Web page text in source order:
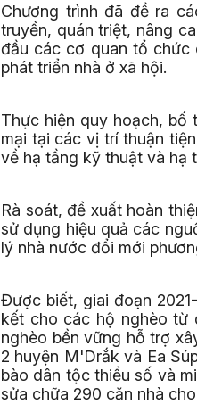
Chương trình đã đề ra
truyền, quán triệt, nâng
đầu các cơ quan tổ chức
phát triển nhà ở xã hội.
Thực hiện quy hoạch, bố
mại tại các vị trí thuận
về hạ tầng kỹ thuật và hạ
Rà soát, đề xuất hoàn
sử dụng hiệu quả các
lý nhà nước đổi mới
Được biết, giai đoạn
kết cho các hộ nghèo từ
nghèo bền vững hỗ trợ
2 huyện M'Drắk và Ea
bào dân tộc thiểu số và
sửa chữa 290 căn nhà